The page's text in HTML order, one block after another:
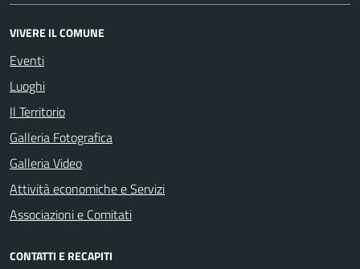
VIVERE IL COMUNE
Eventi
Luoghi
Il Territorio
Galleria Fotografica
Galleria Video
Attività economiche e Servizi
Associazioni e Comitati
CONTATTI E RECAPITI